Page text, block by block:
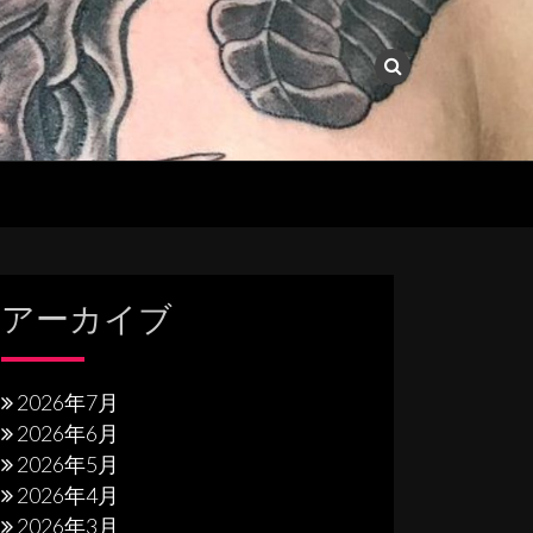
アーカイブ
2026年7月
2026年6月
2026年5月
2026年4月
2026年3月